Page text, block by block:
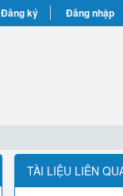
Đăng ký Đăng nhập
TÀI LIỆU LIÊN